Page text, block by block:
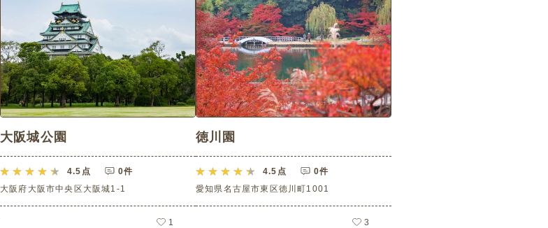
大阪城公園
4.5 点
0件
大阪府大阪市中央区大阪城1‐1
1
徳川園
4.5 点
0件
愛知県名古屋市東区徳川町1001
3